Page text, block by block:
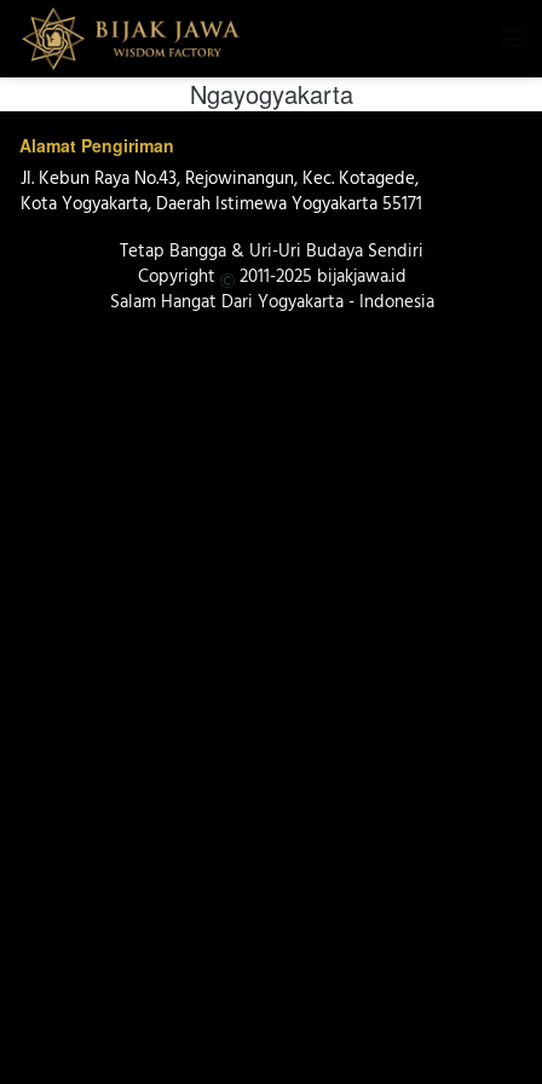
Ngayogyakarta
Alamat Pengiriman
Jl. Kebun Raya No.43, Rejowinangun, Kec. Kotagede,
Kota Yogyakarta, Daerah Istimewa Yogyakarta 55171
Tetap Bangga & Uri-Uri Budaya Sendiri
Copyright
2011-2025 bijakjawa.id
Salam Hangat Dari Yogyakarta - Indonesia